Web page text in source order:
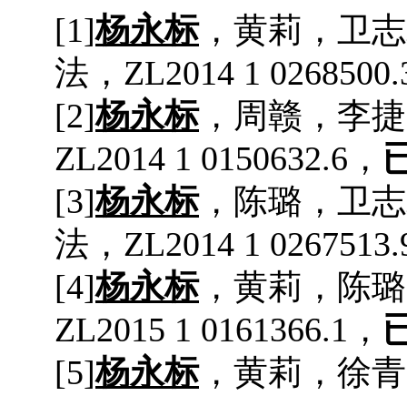
[1]杨永标， 黄莉 ， 卫
法， ZL2014 1
[2]杨永标， 周赣 ， 李捷
ZL2014 1 0150632.6 ，
[3]杨永标， 陈璐 ， 卫
法 ， ZL2014 1
[4]杨永标， 黄莉 ， 陈璐
ZL2015 1 0161366.1 ，
[5]杨永标， 黄莉 ， 徐